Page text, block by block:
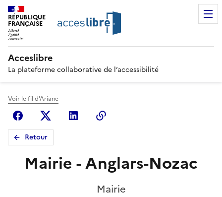
RÉPUBLIQUE
FRANÇAISE
Acceslibre
La plateforme collaborative de l’accessibilité
Voir le fil d'Ariane
FacebookX (anciennement Twitter)
Linkedin
Retour
Mairie - Anglars-Nozac
Mairie